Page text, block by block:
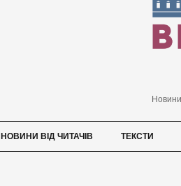
НОВИНИ ВІД ЧИТАЧІВ ТЕКСТИ